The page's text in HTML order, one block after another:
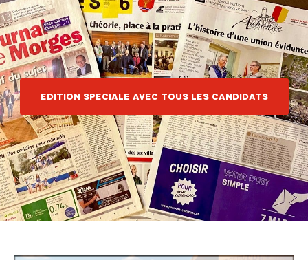
EDITION SPECIALE AVEC TOUS LES CANDIDATS